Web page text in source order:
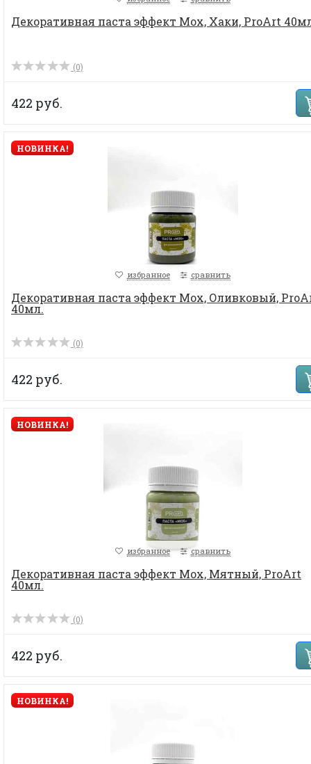
Декоративная паста эффект Мох, Хаки, ProArt
(0)
422 руб.
НОВИНКА!
избранное сравнить
Декоративная паста эффект Мох, Оливковый,
40мл.
(0)
422 руб.
НОВИНКА!
избранное сравнить
Декоративная паста эффект Мох, Мятный, ProArt
40мл.
(0)
422 руб.
НОВИНКА!